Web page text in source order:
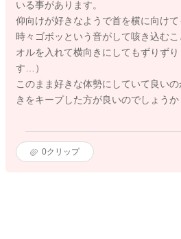
いる事があります。
仰向けが好きなようで首を横に向けて
時々ゴボッという音がして咳き込む
オルを入れて横向きにしてもずりず
す…）
このまま好きな体勢にしていて良い
きをキープした方が良いのでしょうか
0クリップ